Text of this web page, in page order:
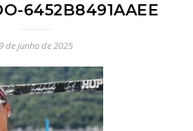
6452B8491AAEE
de junho de 2025